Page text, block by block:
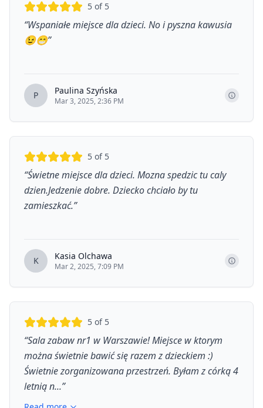
5 of 5
“Wspaniałe miejsce dla dzieci. No i pyszna kawusia
😉😁”
P Paulina Szyńska
Mar 3, 2025, 2:36 PM
5 of 5
“Świetne miejsce dla dzieci. Mozna spedzic tu caly
dzien.Jedzenie dobre. Dziecko chciało by tu
zamieszkać.”
K Kasia Olchawa
Mar 2, 2025, 7:09 PM
5 of 5
“Sala zabaw nr1 w Warszawie! Miejsce w ktorym
można świetnie bawić się razem z dzieckiem :)
Świetnie zorganizowana przestrzeń. Byłam z córką 4
letnią n...”